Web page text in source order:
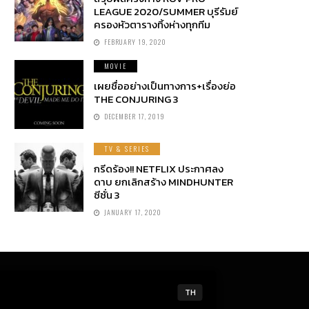
LEAGUE 2020/SUMMER บุรีรัมย์
ครองหัวตารางทิ้งห่างทุกทีม
FEBRUARY 19, 2020
MOVIE
เผยชื่ออย่างเป็นทางการ+เรื่องย่อ
THE CONJURING 3
DECEMBER 17, 2019
TV & SERIES
กรีดร้อง!! NETFLIX ประกาศลง
ดาบ ยกเลิกสร้าง MINDHUNTER
ซีซั่น 3
JANUARY 17, 2020
TH